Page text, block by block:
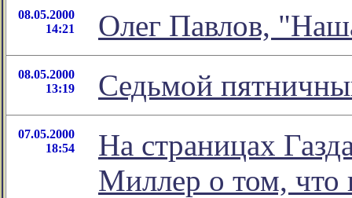
08.05.2000
14:21
Олег Павлов,
08.05.2000
13:19
Седьмой
07.05.2000
18:54
На страницах
Миллер о том, что